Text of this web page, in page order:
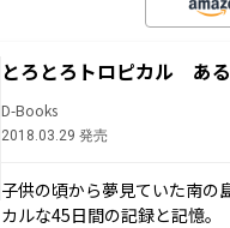
とろとろトロピカル あ
D-Books
2018.03.29 発売
子供の頃から夢見ていた南の
カルな45日間の記録と記憶。